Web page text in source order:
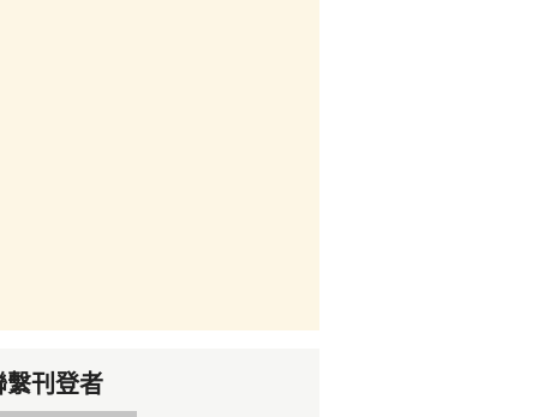
繫刊登者